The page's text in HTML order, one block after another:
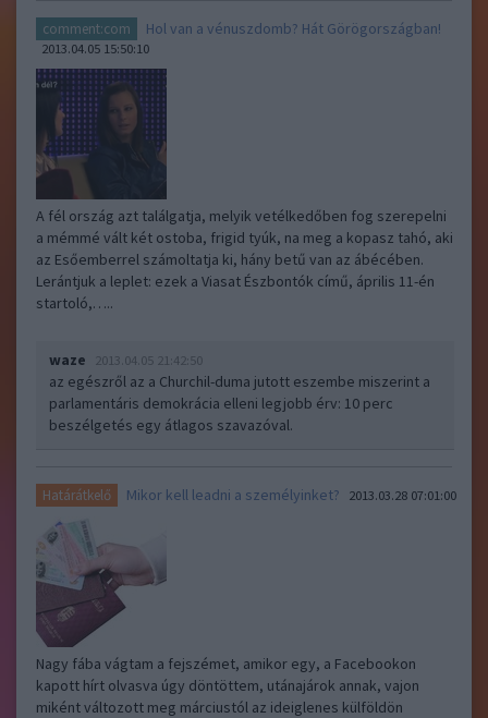
comment:com Hol van a vénuszdomb? Hát Görögországban!
2013.04.05 15:50:10
A fél ország azt találgatja, melyik vetélkedőben fog szerepelni
a mémmé vált két ostoba, frigid tyúk, na meg a kopasz tahó, aki
az Esőemberrel számoltatja ki, hány betű van az ábécében.
Lerántjuk a leplet: ezek a Viasat Észbontók című, április 11-én
startoló,…..
waze 2013.04.05 21:42:50
az egészről az a Churchil-duma jutott eszembe miszerint a
parlamentáris demokrácia elleni legjobb érv: 10 perc
beszélgetés egy átlagos szavazóval.
Határátkelő Mikor kell leadni a személyinket? 2013.03.28 07:01:00
Nagy fába vágtam a fejszémet, amikor egy, a Facebookon
kapott hírt olvasva úgy döntöttem, utánajárok annak, vajon
miként változott meg márciustól az ideiglenes külföldön